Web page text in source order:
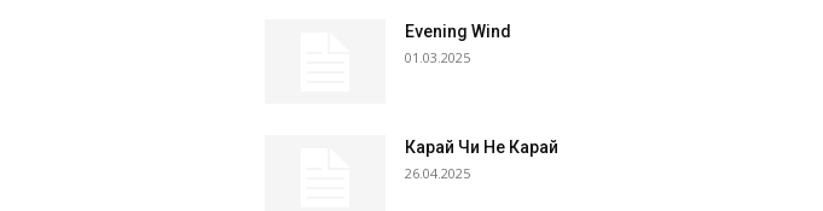
Evening Wind
01.03.2025
Карай Чи Не Карай
26.04.2025